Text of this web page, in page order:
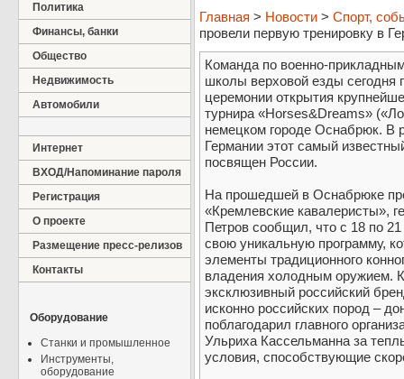
Политика
Финансы, банки
Общество
Недвижимость
Автомобили
Интернет
ВХОД/Напоминание пароля
Регистрация
О проекте
Размещение пресс-релизов
Контакты
Оборудование
Станки и промышленное
Инструменты,
оборудование
Главная > Новости > Спорт,
провели первую тренировку в
Команда по военно-
школы верховой езды сегодня
церемонии открытия
турнира «Horses&Dreams»
немецком городе Оснабрюк. В
Германии этот самый
посвящен России.
На прошедшей в Оснабрюке
«Кремлевские кавалеристы»,
Петров сообщил, что с 18 по
свою уникальную программу,
элементы традиционного
владения холодным оружием.
эксклюзивный российский
исконно российских пород –
поблагодарил главного
Ульриха Кассельманна за
условия, способствующие